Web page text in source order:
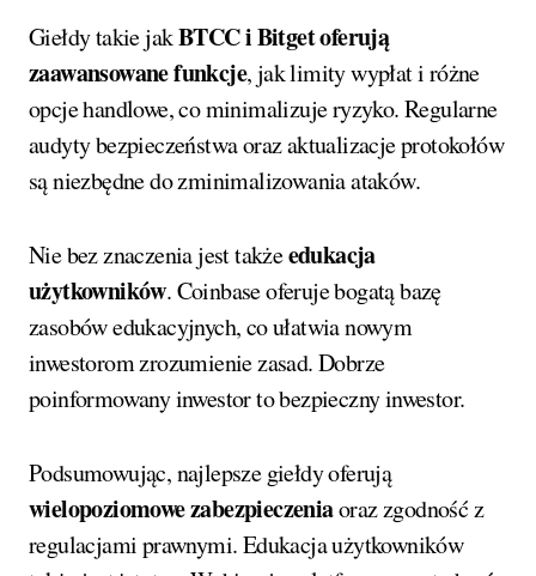
Giełdy takie jakBTCC i Bitget oferują
zaawansowane funkcje, jak limity wypłat i różne
opcje handlowe, co minimalizuje ryzyko. Regularne
audyty bezpieczeństwa oraz aktualizacje protokołów
są niezbędne do zminimalizowania ataków.
Nie bez znaczenia jest takżeedukacja
użytkowników. Coinbase oferuje bogatą bazę
zasobów edukacyjnych, co ułatwia nowym
inwestorom zrozumienie zasad. Dobrze
poinformowany inwestor to bezpieczny inwestor.
Podsumowując, najlepsze giełdy oferują
wielopoziomowe zabezpieczeniaoraz zgodność z
regulacjami prawnymi. Edukacja użytkowników